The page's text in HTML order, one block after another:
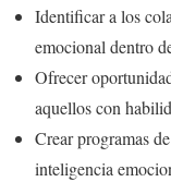
Identificar a los
emocional dentro
Ofrecer
aquellos con
Crear programas
inteligencia